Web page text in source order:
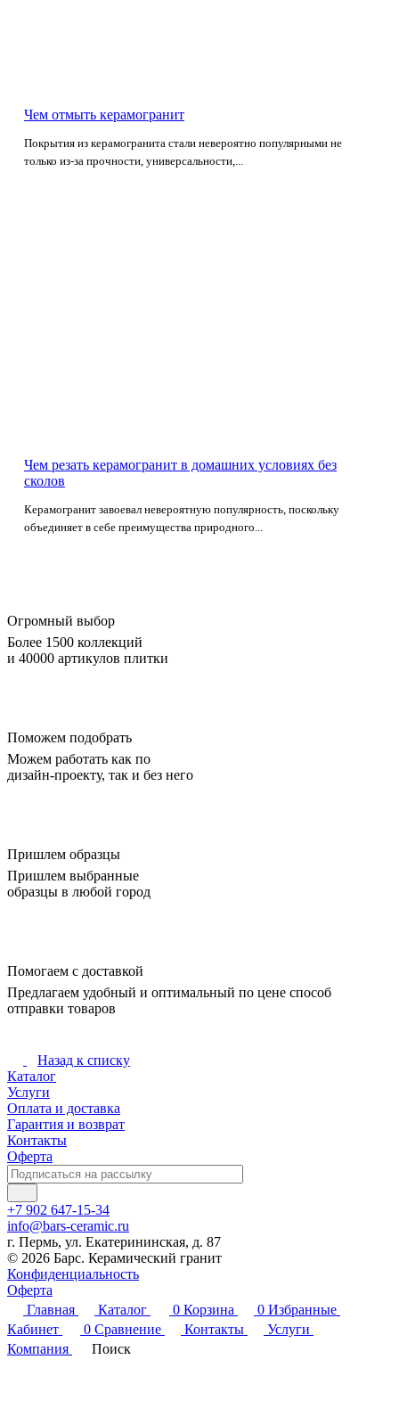
Чем отмыть керамогранит
Покрытия из керамогранита стали невероятно популярными не
только из-за прочности, универсальности,...
Чем резать керамогранит в домашних условиях без
сколов
Керамогранит завоевал невероятную популярность, поскольку
объединяет в себе преимущества природного...
Огромный выбор
Более 1500 коллекций
и 40000 артикулов плитки
Поможем подобрать
Можем работать как по
дизайн-проекту, так и без него
Пришлем образцы
Пришлем выбранные
образцы в любой город
Помогаем с доставкой
Предлагаем удобный и оптимальный по цене способ
отправки товаров
Назад к списку
Каталог
Услуги
Оплата и доставка
Гарантия и возврат
Контакты
Оферта
+7 902 647-15-34
info@bars-ceramic.ru
г. Пермь, ул. Екатерининская, д. 87
© 2026 Барс. Керамический гранит
Конфиденциальность
Оферта
Главная
Каталог 0 Корзина 0 Избранные
Кабинет
0 Сравнение Контакты
Услуги
Компания
Поиск